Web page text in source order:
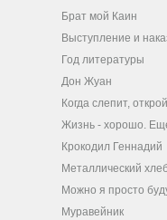
Брат мой Каин
Выступление и
Год литературы
Дон Жуан
Когда слепит,
Жизнь - хорошо.
Крокодил Геннадий
Металлический
Можно я просто
Муравейник